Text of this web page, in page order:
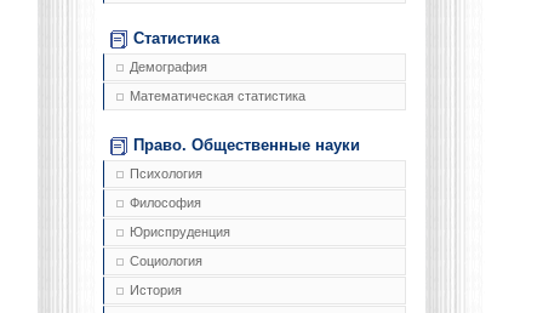
Статистика
Демография
Математическая статистика
Право. Общественные науки
Психология
Философия
Юриспруденция
Социология
История